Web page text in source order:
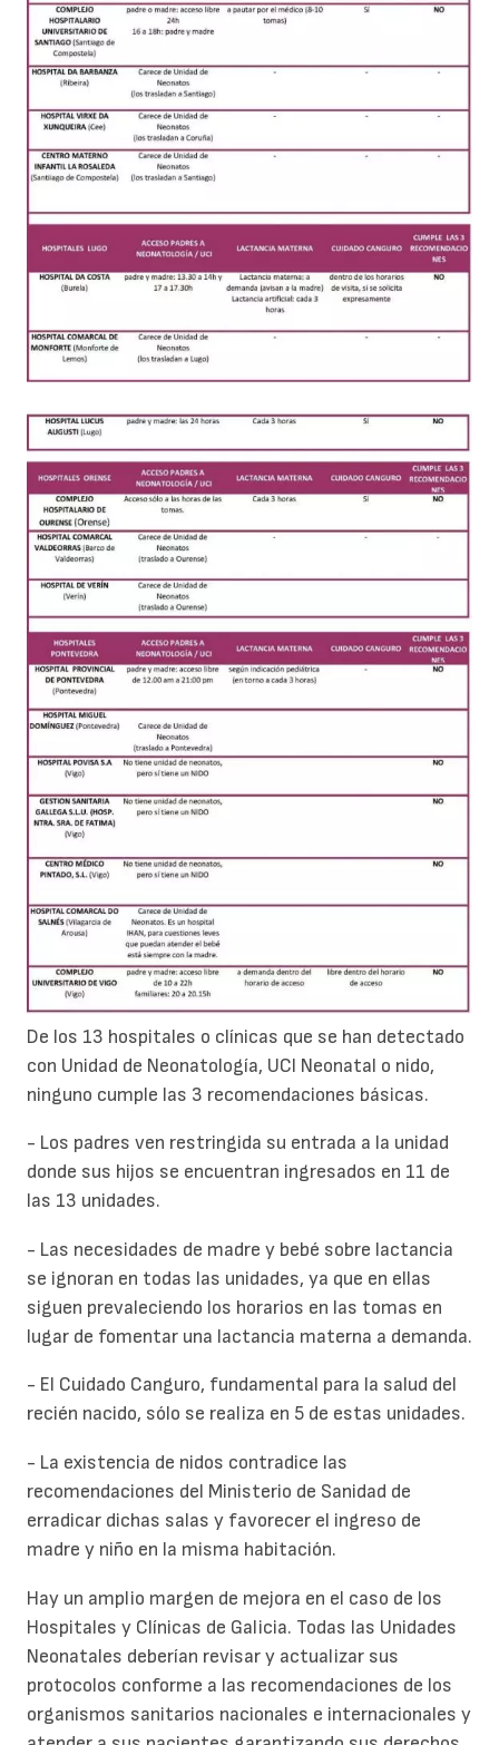
De los 13 hospitales o clínicas que se han detectado
con Unidad de Neonatología, UCI Neonatal o nido,
ninguno cumple las 3 recomendaciones básicas.
- Los padres ven restringida su entrada a la unidad
donde sus hijos se encuentran ingresados en 11 de
las 13 unidades.
- Las necesidades de madre y bebé sobre lactancia
se ignoran en todas las unidades, ya que en ellas
siguen prevaleciendo los horarios en las tomas en
lugar de fomentar una lactancia materna a demanda.
- El Cuidado Canguro, fundamental para la salud del
recién nacido, sólo se realiza en 5 de estas unidades.
- La existencia de nidos contradice las
recomendaciones del Ministerio de Sanidad de
erradicar dichas salas y favorecer el ingreso de
madre y niño en la misma habitación.
Hay un amplio margen de mejora en el caso de los
Hospitales y Clínicas de Galicia. Todas las Unidades
Neonatales deberían revisar y actualizar sus
protocolos conforme a las recomendaciones de los
organismos sanitarios nacionales e internacionales y